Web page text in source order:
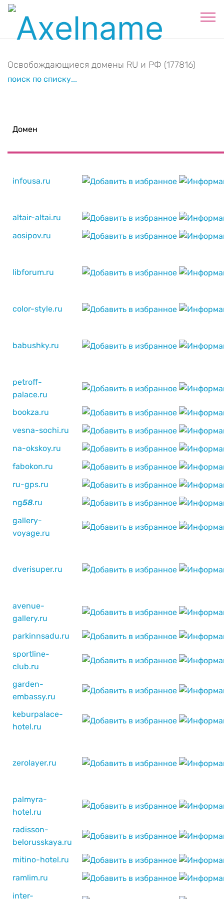
Освобождающиеся домены RU и РФ (177816)
поиск по списку...
Домен
infousa.ru
altair-altai.ru
aosipov.ru
libforum.ru
color-style.ru
babushky.ru
petroff-
palace.ru
bookza.ru
vesna-sochi.ru
na-okskoy.ru
fabokon.ru
ru-gps.ru
ng58.ru
gallery-
voyage.ru
dverisuper.ru
avenue-
gallery.ru
parkinnsadu.ru
sportline-
club.ru
garden-
embassy.ru
keburpalace-
hotel.ru
zerolayer.ru
palmyra-
hotel.ru
radisson-
belorusskaya.ru
mitino-hotel.ru
ramlim.ru
inter-